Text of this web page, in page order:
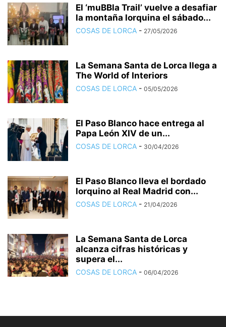
El ‘muBBla Trail’ vuelve a desafiar
la montaña lorquina el sábado...
COSAS DE LORCA - 27/05/2026
La Semana Santa de Lorca llega a
The World of Interiors
COSAS DE LORCA - 05/05/2026
El Paso Blanco hace entrega al
Papa León XIV de un...
COSAS DE LORCA - 30/04/2026
El Paso Blanco lleva el bordado
lorquino al Real Madrid con...
COSAS DE LORCA - 21/04/2026
La Semana Santa de Lorca
alcanza cifras históricas y
supera el...
COSAS DE LORCA - 06/04/2026